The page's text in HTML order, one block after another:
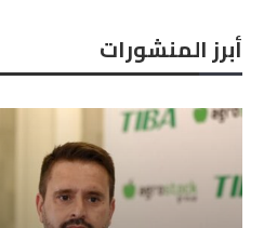
أبرز المنشورات